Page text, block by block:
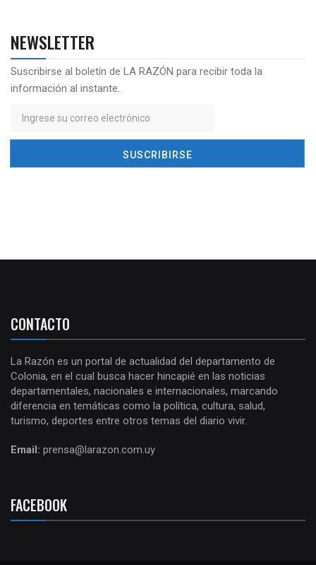
NEWSLETTER
Suscribirse al boletín de LA RAZÓN para recibir toda la
información al instante.
CONTACTO
La Razón es un portal de actualidad del departamento de
Colonia, en el cual busca hacer hincapié en las noticias
departamentales, nacionales e internacionales, marcando
diferencia en temáticas como la política, cultura, salud,
turismo, deportes entre otros temas del diario vivir.
Email: prensa@larazon.com.uy
FACEBOOK